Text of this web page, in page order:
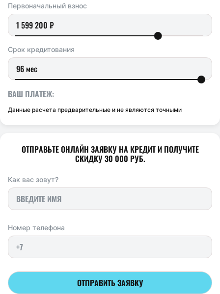
Первоначальный взнос
Срок кредитования
ВАШ ПЛАТЕЖ:
Данные расчета предварительные и не являются точными
ОТПРАВЬТЕ ОНЛАЙН ЗАЯВКУ НА КРЕДИТ И ПОЛУЧИТЕ
СКИДКУ 30 000 РУБ.
Как вас зовут?
Номер телефона
ОТПРАВИТЬ ЗАЯВКУ